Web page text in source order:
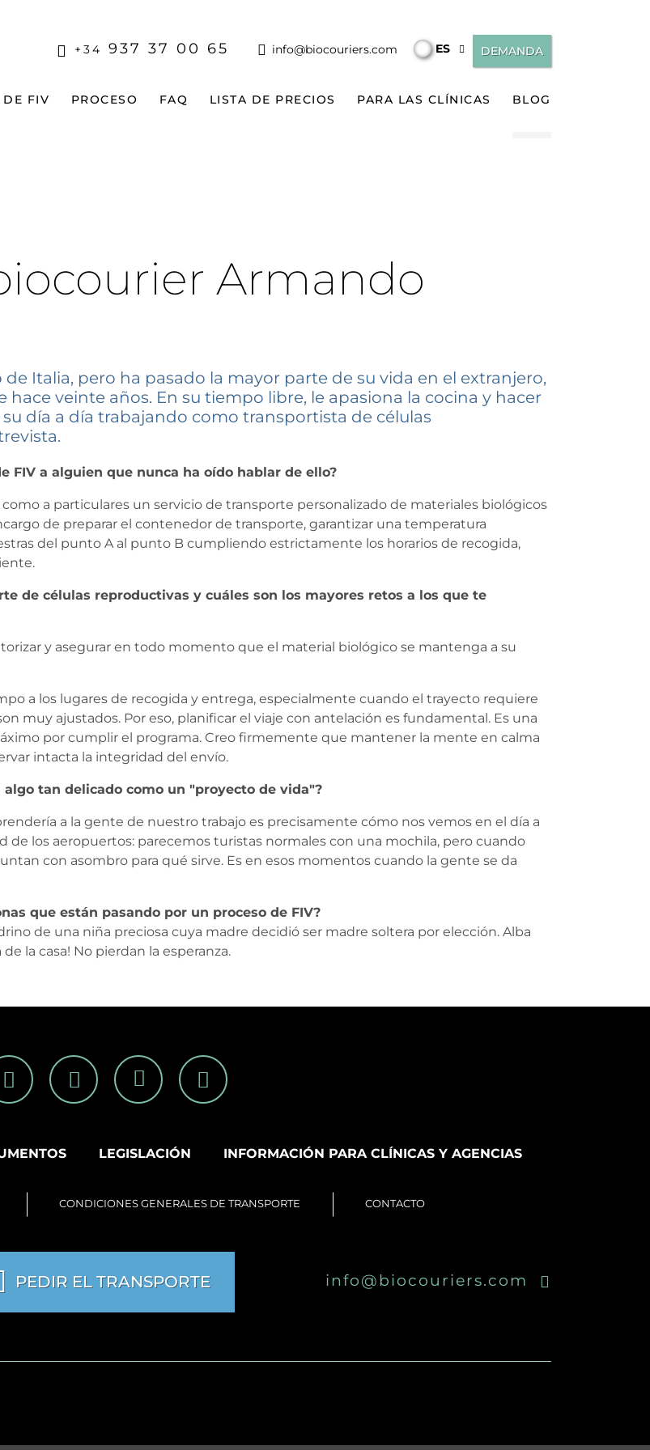
+34 937 37 00 65 info@biocouriers.com ES DEMANDA
DE FIV PROCESO FAQ LISTA DE PRECIOS PARA LAS CLÍNICAS BLOG
Armando
Italia, pero ha pasado la mayor parte de su vida en el extranjero,
veinte años. En su tiempo libre, le apasiona la cocina y hacer
día a día trabajando como transportista de células
FIV a alguien que nunca ha oído hablar de ello?
a particulares un servicio de transporte personalizado de materiales biológicos
de preparar el contenedor de transporte, garantizar una temperatura
del punto A al punto B cumpliendo estrictamente los horarios de recogida,
de células reproductivas y cuáles son los mayores retos a los que te
y asegurar en todo momento que el material biológico se mantenga a su
a los lugares de recogida y entrega, especialmente cuando el trayecto requiere
muy ajustados. Por eso, planificar el viaje con antelación es fundamental. Es una
por cumplir el programa. Creo firmemente que mantener la mente en calma
intacta la integridad del envío.
algo tan delicado como un "proyecto de vida"?
a la gente de nuestro trabajo es precisamente cómo nos vemos en el día a
de los aeropuertos: parecemos turistas normales con una mochila, pero cuando
con asombro para qué sirve. Es en esos momentos cuando la gente se da
que están pasando por un proceso de FIV?
de una niña preciosa cuya madre decidió ser madre soltera por elección. Alba
la casa! No pierdan la esperanza.
LEGISLACIÓN INFORMACIÓN PARA CLÍNICAS Y AGENCIAS
CONDICIONES GENERALES DE TRANSPORTE CONTACTO
info@biocouriers.com
PEDIR EL TRANSPORTE